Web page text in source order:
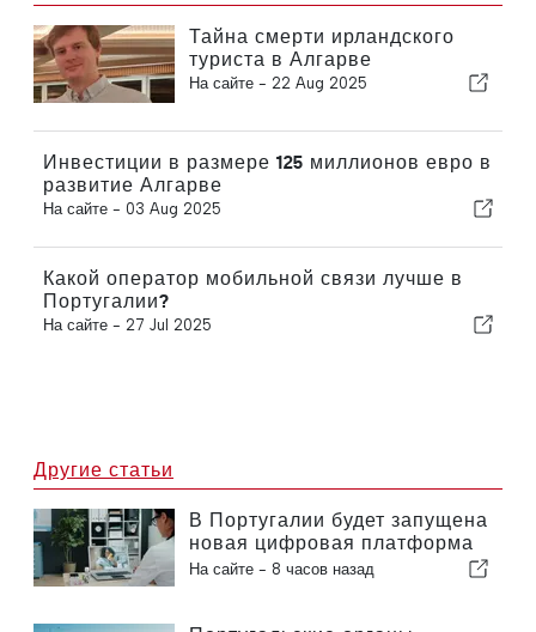
Тайна смерти ирландского
туриста в Алгарве
На сайте - 22 Aug 2025
Инвестиции в размере 125 миллионов евро в
развитие Алгарве
На сайте - 03 Aug 2025
Какой оператор мобильной связи лучше в
Португалии?
На сайте - 27 Jul 2025
Другие статьи
В Португалии будет запущена
новая цифровая платформа
в сфере здравоохранения
На сайте - 8 часов назад